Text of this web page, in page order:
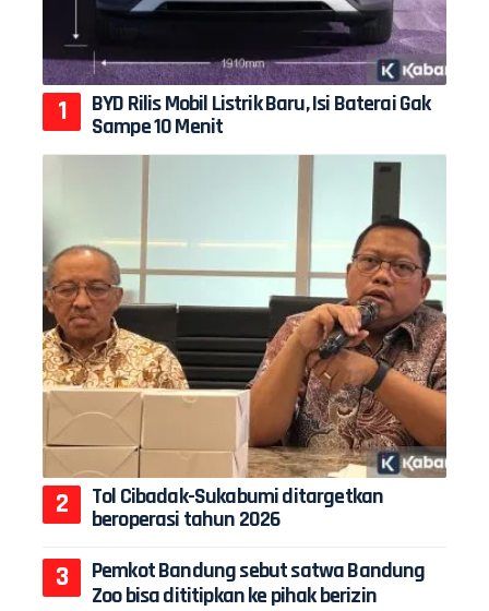
BYD Rilis Mobil Listrik Baru, Isi Baterai Gak
Sampe 10 Menit
Tol Cibadak-Sukabumi ditargetkan
beroperasi tahun 2026
Pemkot Bandung sebut satwa Bandung
Zoo bisa dititipkan ke pihak berizin